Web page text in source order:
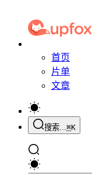
首页
片单
文章
搜索...⌘K